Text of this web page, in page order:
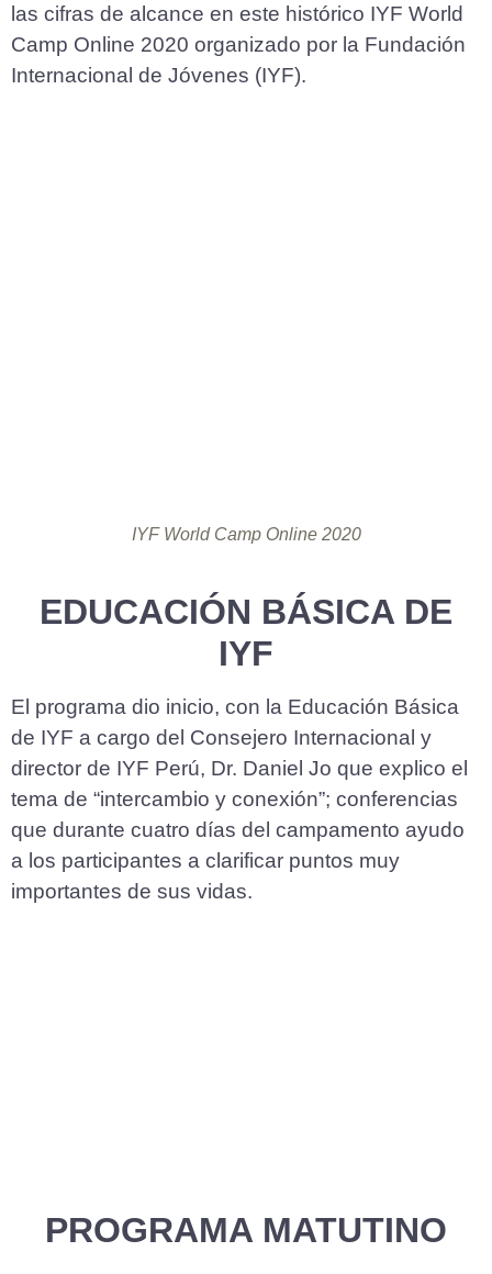
las cifras de alcance en este histórico IYF World
Camp Online 2020 organizado por la Fundación
Internacional de Jóvenes (IYF).
IYF World Camp Online 2020
EDUCACIÓN BÁSICA DE
IYF
El programa dio inicio, con la Educación Básica
de IYF a cargo del Consejero Internacional y
director de IYF Perú, Dr. Daniel Jo que explico el
tema de “intercambio y conexión”; conferencias
que durante cuatro días del campamento ayudo
a los participantes a clarificar puntos muy
importantes de sus vidas.
PROGRAMA MATUTINO